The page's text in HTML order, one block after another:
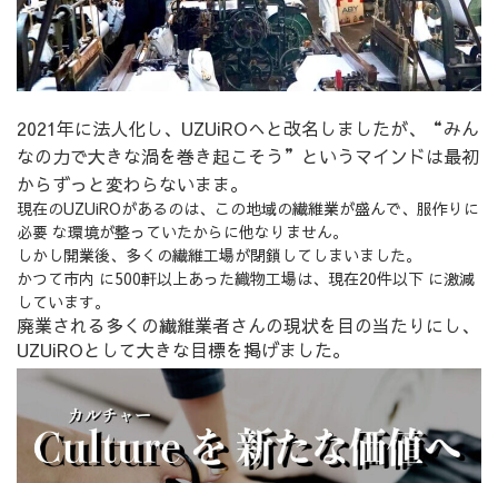
2021年に法人化し、UZUiROへと改名しましたが、“みん
なの力で大きな渦を巻き起こそう”というマインドは最初
からずっと変わらないまま。
現在のUZUiROがあるのは、この地域の繊維業が盛んで、服作りに
必要 な環境が整っていたからに他なりません。
しかし開業後、多くの繊維工場が閉鎖してしまいました。
かつて市内 に500軒以上あった織物工場は、現在20件以下 に激減
しています。
廃業される多くの繊維業者さんの現状を目の当たりにし、
UZUiROとして大きな目標を掲げました。